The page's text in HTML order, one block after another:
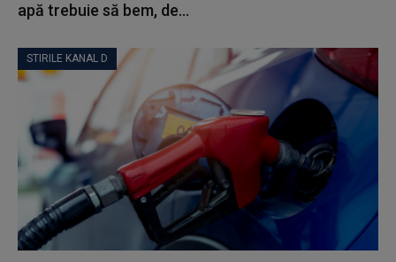
apă trebuie să bem, de...
STIRILE KANAL D